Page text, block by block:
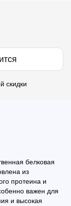
скидки
белковая
из
протеина и
важен для
и высокая